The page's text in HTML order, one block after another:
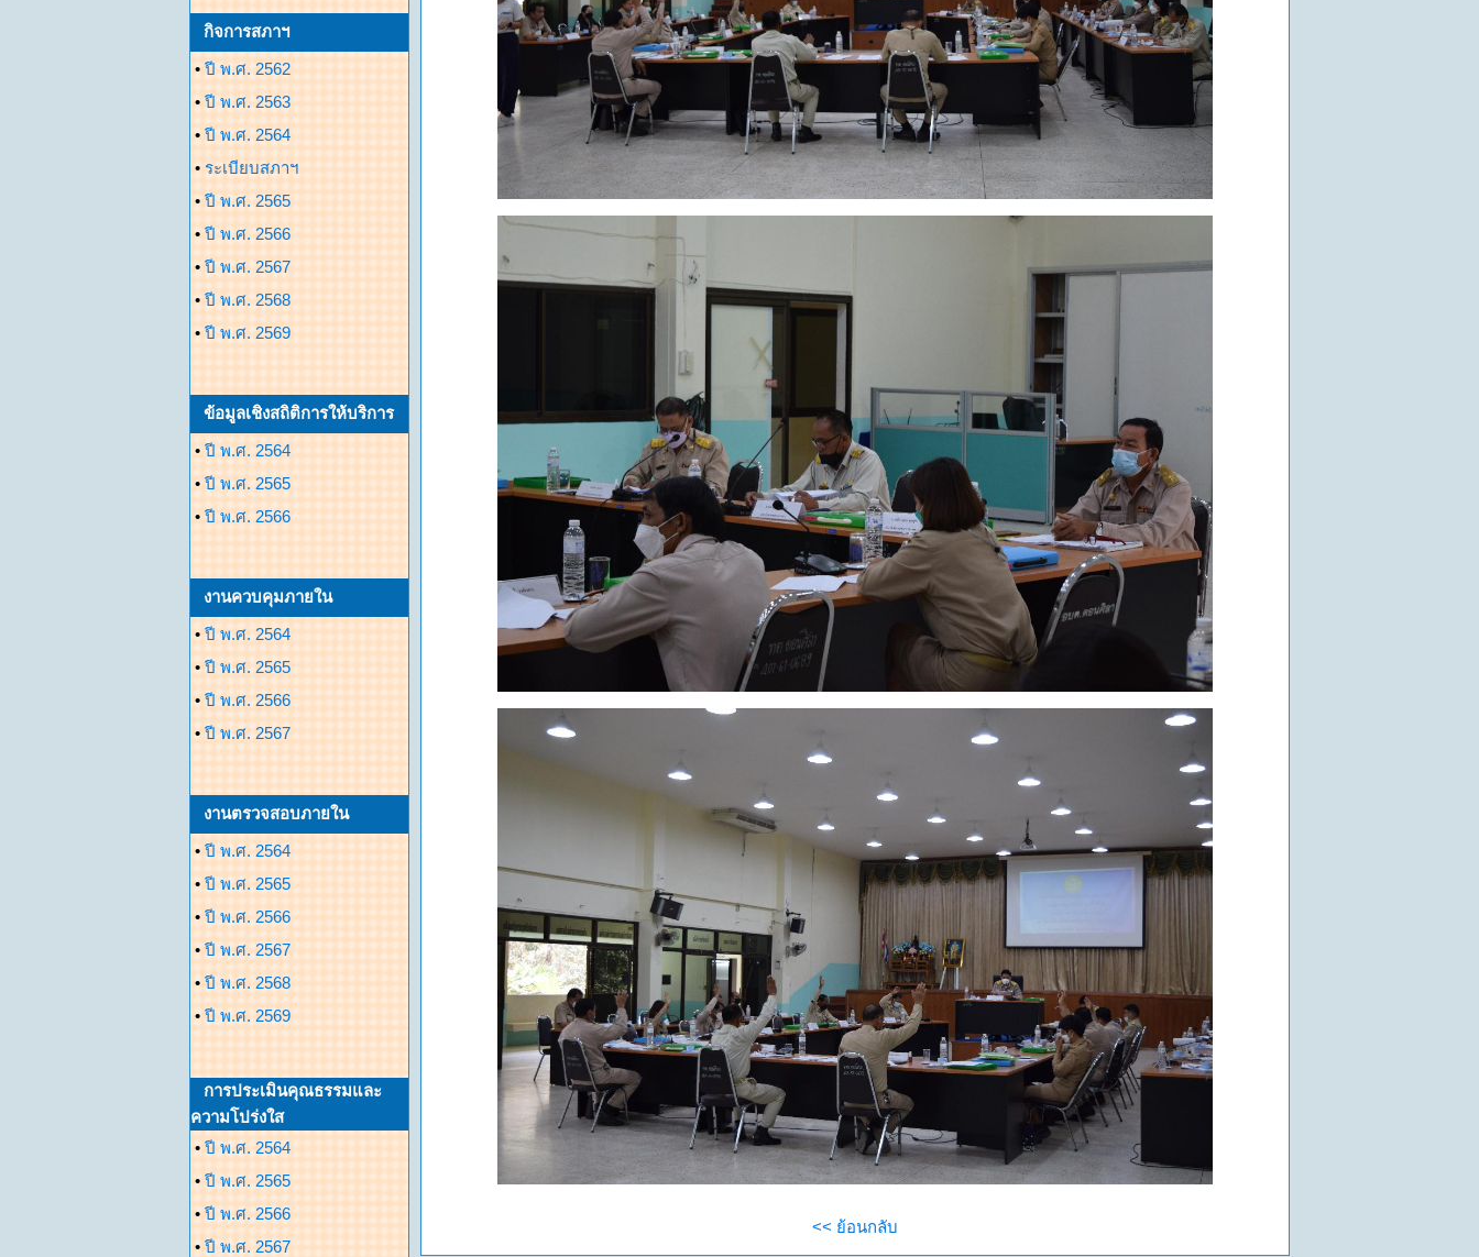
กิจการสภาฯ
• ปี พ.ศ. 2562
• ปี พ.ศ. 2563
• ปี พ.ศ. 2564
• ระเบียบสภาฯ
• ปี พ.ศ. 2565
• ปี พ.ศ. 2566
• ปี พ.ศ. 2567
• ปี พ.ศ. 2568
• ปี พ.ศ. 2569
ข้อมูลเชิงสถิติการให้บริการ
• ปี พ.ศ. 2564
• ปี พ.ศ. 2565
• ปี พ.ศ. 2566
งานควบคุมภายใน
• ปี พ.ศ. 2564
• ปี พ.ศ. 2565
• ปี พ.ศ. 2566
• ปี พ.ศ. 2567
งานตรวจสอบภายใน
• ปี พ.ศ. 2564
• ปี พ.ศ. 2565
• ปี พ.ศ. 2566
• ปี พ.ศ. 2567
• ปี พ.ศ. 2568
• ปี พ.ศ. 2569
การประเมินคุณธรรมและ
ความโปร่งใส
• ปี พ.ศ. 2564
• ปี พ.ศ. 2565
• ปี พ.ศ. 2566
• ปี พ.ศ. 2567
<< ย้อนกลับ